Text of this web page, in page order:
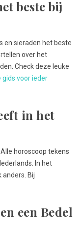
beste bij
en sieraden het beste
over het
Check deze leuke
voor ieder
in het
horoscoop tekens
In het
anders. Bij
een Bedel